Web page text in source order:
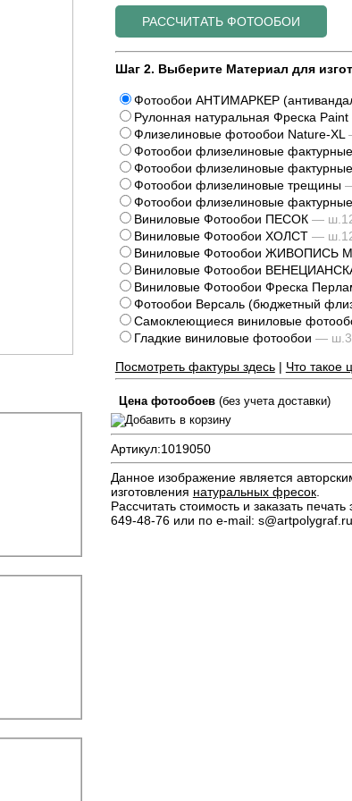
Шаг 2. Выберите Материал для
Фотообои АНТИМАРКЕР
Рулонная натуральная Фреска Paint
Флизелиновые фотообои Nature-XL
Фотообои флизелиновые
Фотообои флизелиновые
Фотообои флизелиновые трещины
Фотообои флизелиновые
Виниловые Фотообои ПЕСОК —
Виниловые Фотообои ХОЛСТ —
Виниловые Фотообои ЖИВОПИСЬ
Виниловые Фотообои
Виниловые Фотообои Фреска
Фотообои Версаль (бюджетный
Самоклеющиеся виниловые
Гладкие виниловые фотообои —
Посмотреть фактуры здесь| Что такое
Цена фотообоев (без учета доставки)
Артикул:1019050
Данное изображение является
изготовления натуральных фресок.
Рассчитать стоимость и заказать
649-48-76 или по e-mail: s@artpolygraf.ru.